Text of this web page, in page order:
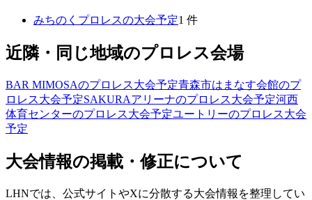
みちのくプロレスの大会予定1 件
近隣・同じ地域のプロレス会場
BAR MIMOSAのプロレス大会予定青森市はまなす会館のプ
ロレス大会予定SAKURAアリーナのプロレス大会予定河西
体育センターのプロレス大会予定ユートリーのプロレス大会
予定
大会情報の掲載・修正について
LHNでは、公式サイトやXに分散する大会情報を整理してい